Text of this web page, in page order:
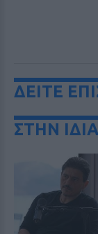
ΔΕΙΤΕ
ΣΤΗΝ